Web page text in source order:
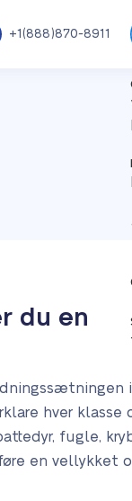
+1(888)870-8911
du en
hver klasse
fugle,
en vellykket